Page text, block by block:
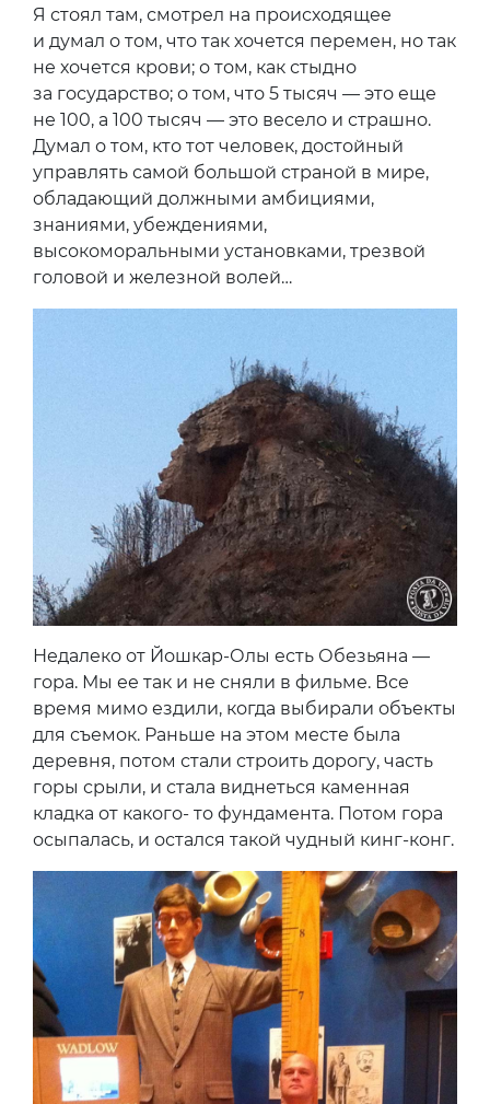
Я стоял там, смотрел на происходящее
и думал о том, что так хочется перемен, но так
не хочется крови; о том, как стыдно
за государство; о том, что 5 тысяч — это еще
не 100, а 100 тысяч — это весело и страшно.
Думал о том, кто тот человек, достойный
управлять самой большой страной в мире,
обладающий должными амбициями,
знаниями, убеждениями,
высокоморальными установками, трезвой
головой и железной волей…
Недалеко от Йошкар-Олы есть Обезьяна —
гора. Мы ее так и не сняли в фильме. Все
время мимо ездили, когда выбирали объекты
для съемок. Раньше на этом месте была
деревня, потом стали строить дорогу, часть
горы срыли, и стала виднеться каменная
кладка от какого- то фундамента. Потом гора
осыпалась, и остался такой чудный кинг-конг.